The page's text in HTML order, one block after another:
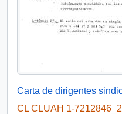
CL CLUAH 1-7212846_2